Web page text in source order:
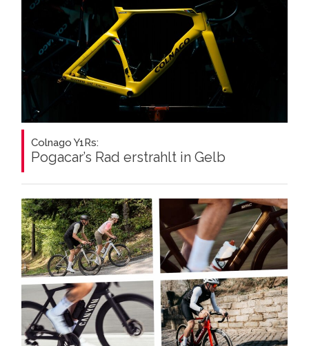
Colnago Y1Rs:
Pogacar’s Rad erstrahlt in Gelb